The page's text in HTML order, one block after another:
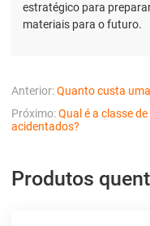
estratégico para
materiais para o futuro.
Anterior:Quanto custa
Próximo:Qual é a classe
acidentados?
Produtos